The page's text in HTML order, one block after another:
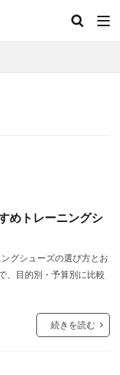
めトレーニングシ
グシューズの選び方とお
、目的別・予算別に比較
続きを読む